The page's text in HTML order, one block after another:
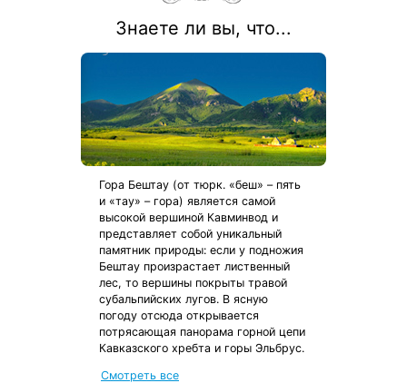
Знаете ли вы, что...
Гора Бештау (от тюрк. «беш» – пять
и «тау» – гора) является самой
высокой вершиной Кавминвод и
представляет собой уникальный
памятник природы: если у подножия
Бештау произрастает лиственный
лес, то вершины покрыты травой
субальпийских лугов. В ясную
погоду отсюда открывается
потрясающая панорама горной цепи
Кавказского хребта и горы Эльбрус.
Смотреть все